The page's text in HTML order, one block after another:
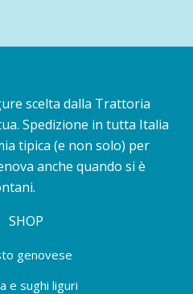
scelta dalla Trattoria
Spedizione in tutta Italia
tipica (e non solo) per
anche quando si è
SHOP
genovese
e sughi liguri